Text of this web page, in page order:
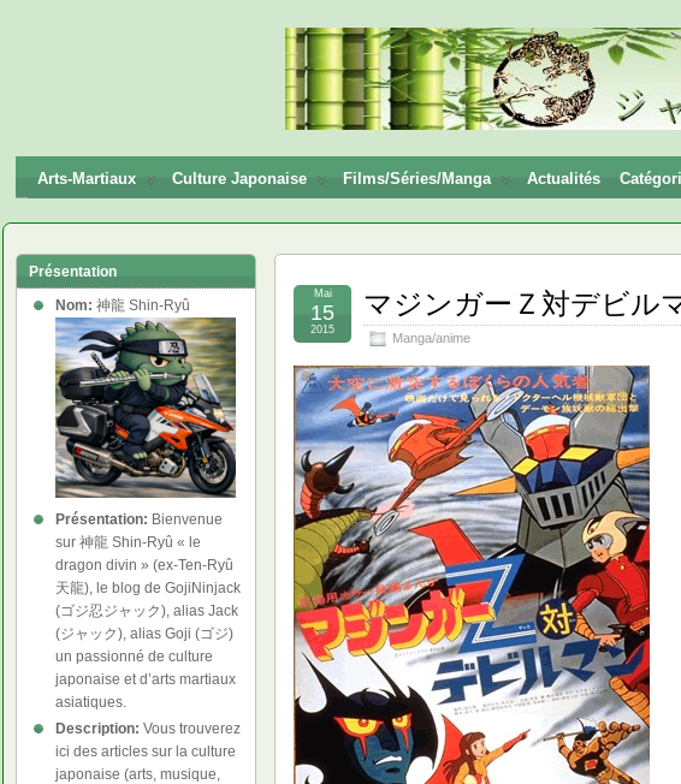
Ryū
Arts-Martiaux Culture Japonaise Films/Séries/Manga Actualités
マジンガーＺ対デビル
Manga/anime
Mai
15
2015
Présentation
Nom: 神龍 Shin-Ryû
Présentation: Bienvenue
sur 神龍 Shin-Ryû « le
dragon divin » (ex-Ten-Ryû
天龍), le blog de GojiNinjack
(ゴジ忍ジャック), alias Jack
(ジャック), alias Goji (ゴジ)
un passionné de culture
japonaise et d’arts martiaux
asiatiques.
Description: Vous trouverez
ici des articles sur la culture
japonaise (arts, musique,